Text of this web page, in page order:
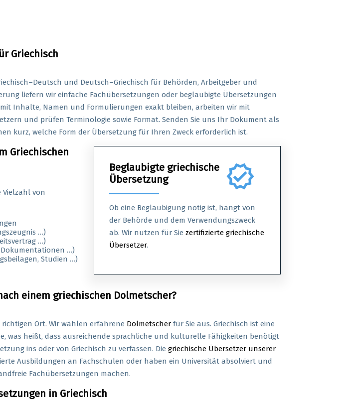
Griechisch
und Deutsch–Griechisch für Behörden, Arbeitgeber und
liefern wir einfache Fachübersetzungen oder beglaubigte Übersetzungen
Inhalte, Namen und Formulierungen exakt bleiben, arbeiten wir mit
und prüfen Terminologie sowie Format. Senden Sie uns Ihr Dokument als
kurz, welche Form der Übersetzung für Ihren Zweck erforderlich ist.
Griechischen
Vielzahl von
…)
…)
…)
Studien …)
verified
Beglaubigte griechische
Übersetzung
Ob eine Beglaubigung nötig ist, hängt von
der Behörde und dem Verwendungszweck
ab. Wir nutzen für Sie zertifizierte griechische
Übersetzer.
einem griechischen Dolmetscher?
richtigen Ort. Wir wählen erfahrene Dolmetscher für Sie aus. Griechisch ist eine
was heißt, dass ausreichende sprachliche und kulturelle Fähigkeiten benötigt
ins oder von Griechisch zu verfassen. Die griechische Übersetzer unserer
Ausbildungen an Fachschulen oder haben ein Universität absolviert und
Fachübersetzungen machen.
in Griechisch